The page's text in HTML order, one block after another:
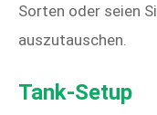
Sorten oder seien
auszutauschen.
Tank-Setup